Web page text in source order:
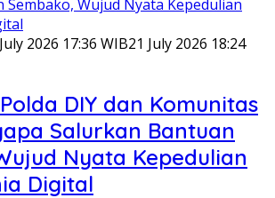
2026 17:36 WIB21 July 2026 18:24
DIY dan Komunitas
Salurkan Bantuan
Nyata Kepedulian
Digital